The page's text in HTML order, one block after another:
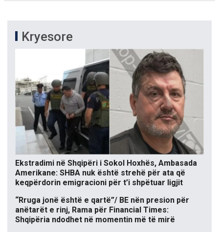
Kryesore
Ekstradimi në Shqipëri i Sokol Hoxhës, Ambasada
Amerikane: SHBA nuk është strehë për ata që
keqpërdorin emigracioni për t’i shpëtuar ligjit
“Rruga jonë është e qartë”/ BE nën presion për
anëtarët e rinj, Rama për Financial Times:
Shqipëria ndodhet në momentin më të mirë